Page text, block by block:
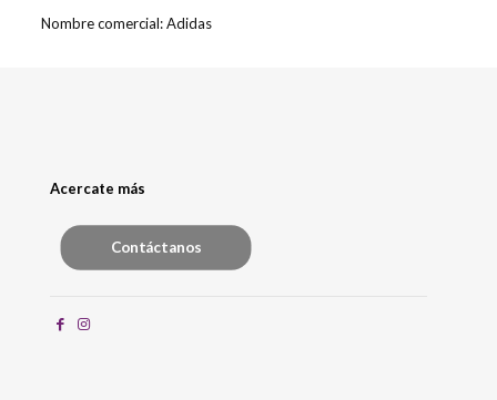
Nombre comercial:Adidas
Acercate más
Contáctanos